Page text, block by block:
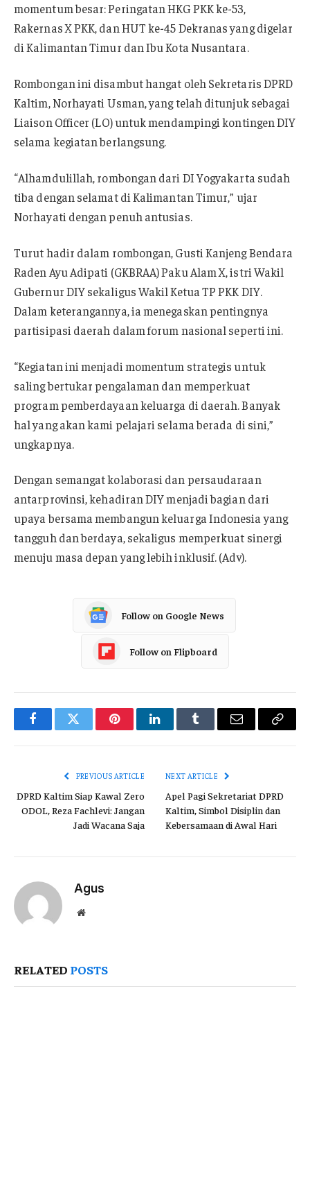
momentum besar: Peringatan HKG PKK ke-53,
Rakernas X PKK, dan HUT ke-45 Dekranas yang digelar
di Kalimantan Timur dan Ibu Kota Nusantara.
Rombongan ini disambut hangat oleh Sekretaris DPRD
Kaltim, Norhayati Usman, yang telah ditunjuk sebagai
Liaison Officer (LO) untuk mendampingi kontingen DIY
selama kegiatan berlangsung.
“Alhamdulillah, rombongan dari DI Yogyakarta sudah
tiba dengan selamat di Kalimantan Timur,” ujar
Norhayati dengan penuh antusias.
Turut hadir dalam rombongan, Gusti Kanjeng Bendara
Raden Ayu Adipati (GKBRAA) Paku Alam X, istri Wakil
Gubernur DIY sekaligus Wakil Ketua TP PKK DIY.
Dalam keterangannya, ia menegaskan pentingnya
partisipasi daerah dalam forum nasional seperti ini.
“Kegiatan ini menjadi momentum strategis untuk
saling bertukar pengalaman dan memperkuat
program pemberdayaan keluarga di daerah. Banyak
hal yang akan kami pelajari selama berada di sini,”
ungkapnya.
Dengan semangat kolaborasi dan persaudaraan
antarprovinsi, kehadiran DIY menjadi bagian dari
upaya bersama membangun keluarga Indonesia yang
tangguh dan berdaya, sekaligus memperkuat sinergi
menuju masa depan yang lebih inklusif. (Adv).
Follow on Google News
Follow on Flipboard
FacebookTwitter PinterestLinkedInTumblr Email
Copy
PREVIOUS ARTICLE
DPRD Kaltim Siap Kawal Zero
ODOL, Reza Fachlevi: Jangan
Jadi Wacana Saja
NEXT ARTICLE
Apel Pagi Sekretariat DPRD
Kaltim, Simbol Disiplin dan
Kebersamaan di Awal Hari
Agus
Website
RELATED POSTS